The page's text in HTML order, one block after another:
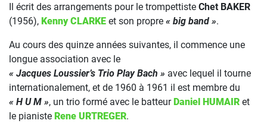
Il écrit des arrangements pour le trompettiste Chet BAKER
(1956), Kenny CLARKE et son propre « big band ».
Au cours des quinze années suivantes, il commence une
longue association avec le
« Jacques Loussier’s Trio Play Bach » avec lequel il tourne
internationalement, et de 1960 à 1961 il est membre du
« H U M », un trio formé avec le batteurDaniel HUMAIR et
le pianiste Rene URTREGER.